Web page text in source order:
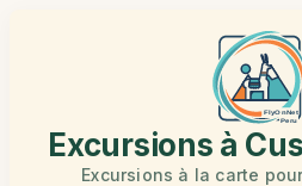
Excursions à
Excursions à la carte